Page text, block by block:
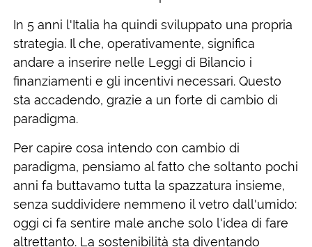
In 5 anni l'Italia ha quindi sviluppato una propria
strategia. Il che, operativamente, significa
andare a inserire nelle Leggi di Bilancio i
finanziamenti e gli incentivi necessari. Questo
sta accadendo, grazie a un forte di cambio di
paradigma.
Per capire cosa intendo con cambio di
paradigma, pensiamo al fatto che soltanto pochi
anni fa buttavamo tutta la spazzatura insieme,
senza suddividere nemmeno il vetro dall'umido:
oggi ci fa sentire male anche solo l'idea di fare
altrettanto. La sostenibilità sta diventando